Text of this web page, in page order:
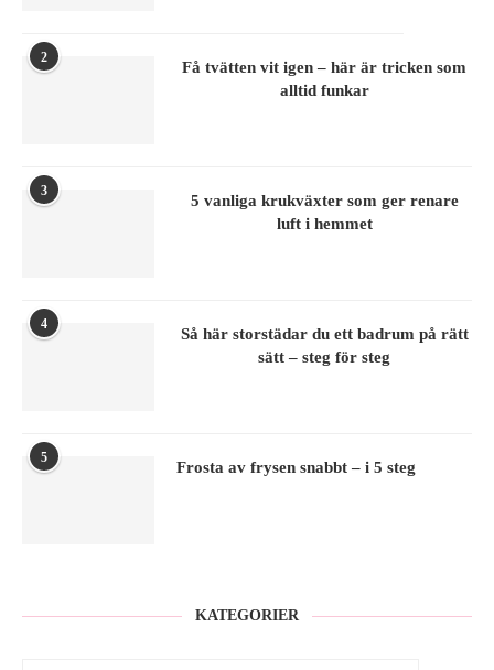
2
Få tvätten vit igen – här är tricken som
alltid funkar
3
5 vanliga krukväxter som ger renare
luft i hemmet
4
Så här storstädar du ett badrum på rätt
sätt – steg för steg
5
Frosta av frysen snabbt – i 5 steg
KATEGORIER